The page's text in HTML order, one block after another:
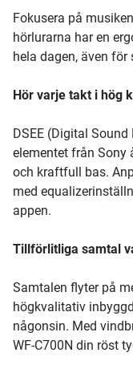
Fokusera på
hörlurarna har en
hela dagen, även för
Hör varje takt i hög
DSEE (Digital
elementet från Sony
och kraftfull bas.
med
appen.
Tillförlitliga samtal
Samtalen flyter på
högkvalitativ
någonsin. Med
WF-C700N din röst